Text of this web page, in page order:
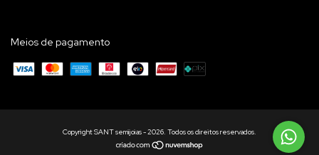
Meios de pagamento
Copyright SANT semijoias - 2026. Todos os direitos reservados.